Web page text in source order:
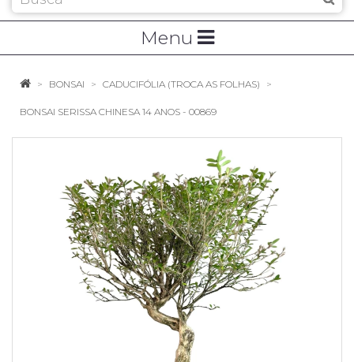
Menu
BONSAI CADUCIFÓLIA (TROCA AS FOLHAS)
BONSAI SERISSA CHINESA 14 ANOS - 00869